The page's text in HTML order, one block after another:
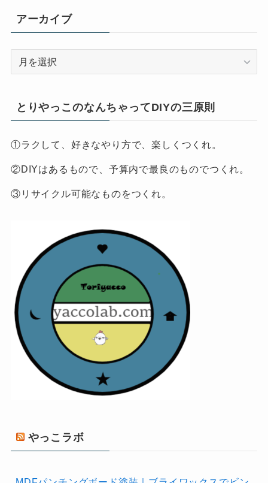
アーカイブ
イ
ブ
とりやっこのなんちゃってDIYの三原則
①ラクして、好きなやり方で、楽しくつくれ。
②DIYはあるもので、予算内で最良のものでつくれ。
③リサイクル可能なものをつくれ。
やっこラボ